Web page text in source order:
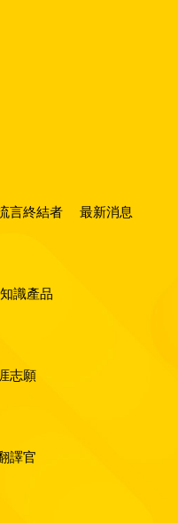
言終結者 最新消息
知識產品
志願
譯官